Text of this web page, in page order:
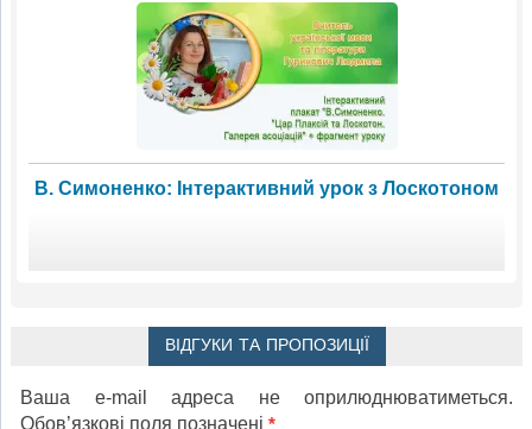
В. Симоненко: Інтерактивний урок з Лоскотоном
ВІДГУКИ ТА ПРОПОЗИЦІЇ
Ваша e-mail адреса не оприлюднюватиметься.
Обов’язкові поля позначені *